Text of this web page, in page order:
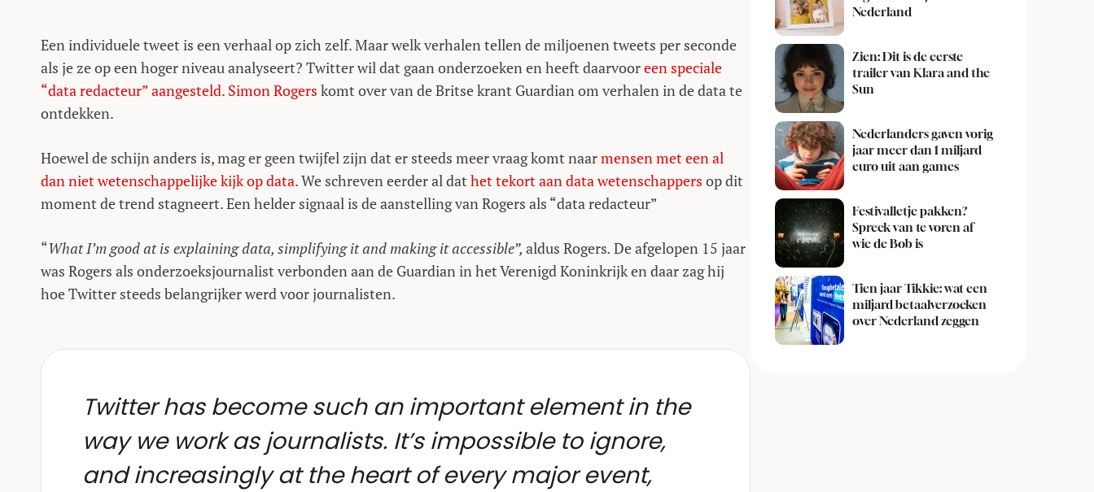
Een individuele tweet is een verhaal op zich zelf. Maar welk verhalen tellen de miljoenen tweets per seconde
als je ze op een hoger niveau analyseert? Twitter wil dat gaan onderzoeken en heeft daarvooreen speciale
“data redacteur” aangesteld. Simon Rogers komt over van de Britse krant Guardian om verhalen in de data te
ontdekken.
Hoewel de schijn anders is, mag er geen twijfel zijn dat er steeds meer vraag komt naarmensen met een al
dan niet wetenschappelijke kijk op data. We schreven eerder al dat het tekort aan data wetenschappers op dit
moment de trend stagneert. Een helder signaal is de aanstelling van Rogers als “data redacteur”
“What I’m good at is explaining data, simplifying it and making it accessible”, aldus Rogers. De afgelopen 15 jaar
was Rogers als onderzoeksjournalist verbonden aan de Guardian in het Verenigd Koninkrijk en daar zag hij
hoe Twitter steeds belangrijker werd voor journalisten.
Twitter has become such an important element in the
way we work as journalists. It’s impossible to ignore,
and increasingly at the heart of every major event,
Nederland
Zien: Dit is de eerste
trailer van Klara and the
Sun
Nederlanders gaven vorig
jaar meer dan 1 miljard
euro uit aan games
Festivalletje pakken?
Spreek van te voren af
wie de Bob is
Tien jaar Tikkie: wat een
miljard betaalverzoeken
over Nederland zeggen